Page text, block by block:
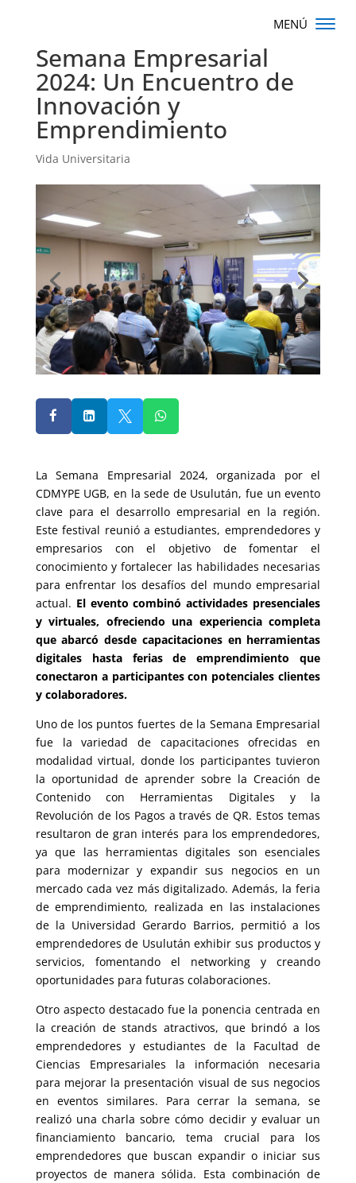
Semana Empresarial
2024: Un Encuentro de
Innovación y
Emprendimiento
Vida Universitaria
   
La Semana Empresarial 2024, organizada por el
CDMYPE UGB, en la sede de Usulután, fue un evento
clave para el desarrollo empresarial en la región.
Este festival reunió a estudiantes, emprendedores y
empresarios con el objetivo de fomentar el
conocimiento y fortalecer las habilidades necesarias
para enfrentar los desafíos del mundo empresarial
actual. El evento combinó actividades presenciales
y virtuales, ofreciendo una experiencia completa
que abarcó desde capacitaciones en herramientas
digitales hasta ferias de emprendimiento que
conectaron a participantes con potenciales clientes
y colaboradores.
Uno de los puntos fuertes de la Semana Empresarial
fue la variedad de capacitaciones ofrecidas en
modalidad virtual, donde los participantes tuvieron
la oportunidad de aprender sobre la Creación de
Contenido con Herramientas Digitales y la
Revolución de los Pagos a través de QR. Estos temas
resultaron de gran interés para los emprendedores,
ya que las herramientas digitales son esenciales
para modernizar y expandir sus negocios en un
mercado cada vez más digitalizado. Además, la feria
de emprendimiento, realizada en las instalaciones
de la Universidad Gerardo Barrios, permitió a los
emprendedores de Usulután exhibir sus productos y
servicios, fomentando el networking y creando
oportunidades para futuras colaboraciones.
Otro aspecto destacado fue la ponencia centrada en
la creación de stands atractivos, que brindó a los
emprendedores y estudiantes de la Facultad de
Ciencias Empresariales la información necesaria
para mejorar la presentación visual de sus negocios
en eventos similares. Para cerrar la semana, se
realizó una charla sobre cómo decidir y evaluar un
financiamiento bancario, tema crucial para los
emprendedores que buscan expandir o iniciar sus
proyectos de manera sólida. Esta combinación de